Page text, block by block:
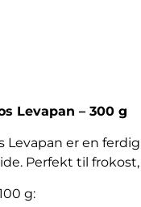
Levapan – 300 g
Levapan er en
Perfekt til
g: